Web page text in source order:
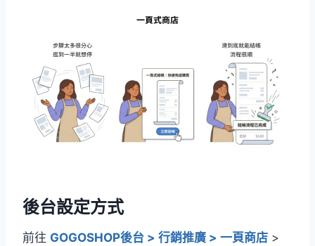
後台設定方式
前往 GOGOSHOP後台 > 行銷推廣 > 一頁商店 >